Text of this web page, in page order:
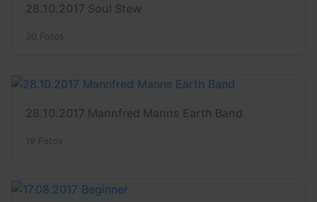
28.10.2017 Soul Stew
30 Fotos
28.10.2017 Mannfred Manns Earth Band
19 Fotos